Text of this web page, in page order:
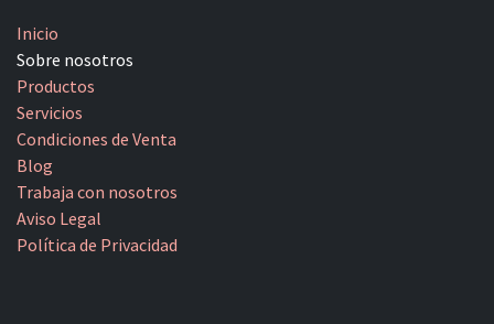
Inicio
Sobre nosotros
Productos
Servicios
Condiciones de Venta
Blog
Trabaja con nosotros
Aviso Legal
Política de Privacidad